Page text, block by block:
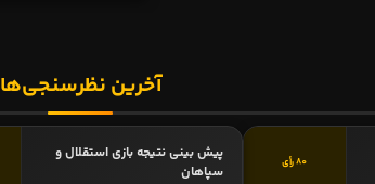
آخرین نظرسنجی‌ها
80 رأی
پیش بینی نتیجه بازی استقلال و
سپاهان